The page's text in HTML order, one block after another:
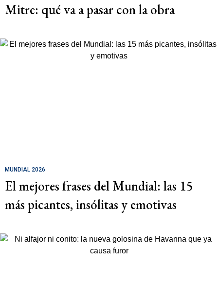
Mitre: qué va a pasar con la obra
MUNDIAL 2026
El mejores frases del Mundial: las 15
más picantes, insólitas y emotivas